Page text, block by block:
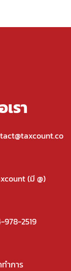
รา
(มี @)
978-2519
ทำการ